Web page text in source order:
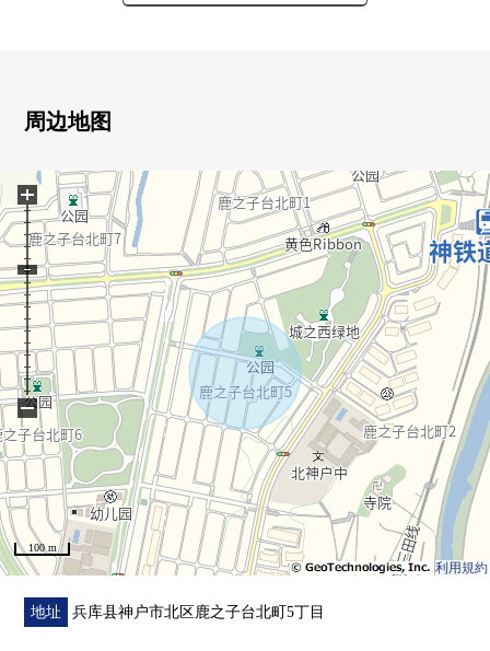
○ 阳光、通风北为朝南的两面派道路良好
○ 厨房和洗脸室附近被安置，便于家务的流迹线
○ 各居室、LDK.2楼走廊有收纳
○ 直接客餐厅从门口考虑看不见的隐私的房型
周边地图
利用規約
100 m
+
−
地址 兵库县神户市北区鹿之子台北町5丁目